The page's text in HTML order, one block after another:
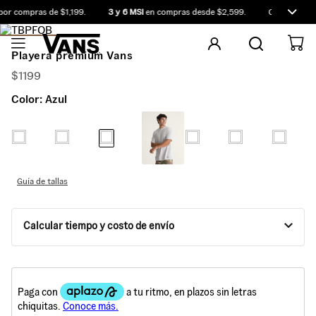
compras de $1,199. 3 y 6 MSIen compras desde $2,599. Compra
Playera premium Vans
$1199
Color:Azul
Guía de tallas
Calcular tiempo y costo de envío